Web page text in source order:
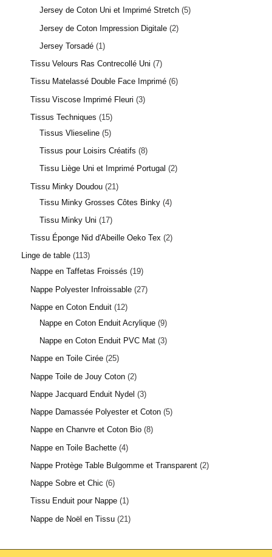
Jersey de Coton Uni et Imprimé Stretch 5
Jersey de Coton Impression Digitale 2
Jersey Torsadé 1
Tissu Velours Ras Contrecollé Uni 7
Tissu Matelassé Double Face Imprimé 6
Tissu Viscose Imprimé Fleuri 3
Tissus Techniques
15
Tissus Vlieseline 5
Tissus pour Loisirs Créatifs 8
Tissu Liège Uni et Imprimé Portugal
2
Tissu Minky Doudou 21
Tissu Minky Grosses Côtes Binky 4
Tissu Minky Uni
17
Tissu Éponge Nid d'Abeille Oeko Tex 2
Linge de table 113
Nappe en Taffetas Froissés
19
Nappe Polyester Infroissable 27
Nappe en Coton Enduit 12
Nappe en Coton Enduit Acrylique 9
Nappe en Coton Enduit PVC Mat 3
Nappe en Toile Cirée 25
Nappe Toile de Jouy Coton 2
Nappe Jacquard Enduit Nydel
3
Nappe Damassée Polyester et Coton 5
Nappe en Chanvre et Coton Bio 8
Nappe en Toile Bachette 4
Nappe Protège Table Bulgomme et Transparent 2
Nappe Sobre et Chic 6
Tissu Enduit pour Nappe 1
Nappe de Noël en Tissu 21